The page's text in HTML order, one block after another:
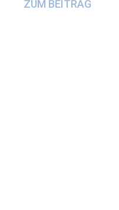
ZUM BEITRAG